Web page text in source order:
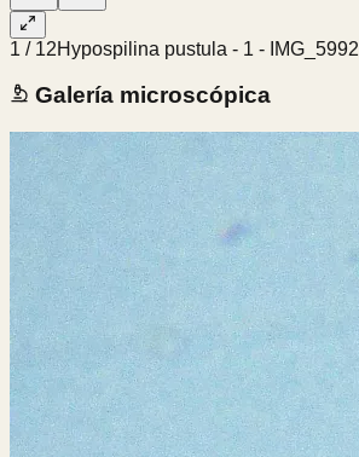
1 / 12Hypospilina pustula - 1 - IMG_5992
Galería microscópica